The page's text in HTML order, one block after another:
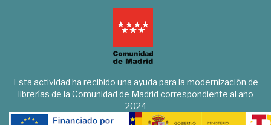
Esta actividad ha recibido una ayuda para la modernización de
librerías de la Comunidad de Madrid correspondiente al año
2024